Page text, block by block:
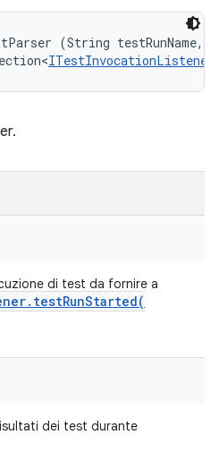
(String testRunName,
ITestInvocationListener
di test da fornire a
. testRunStarted(
dei test durante